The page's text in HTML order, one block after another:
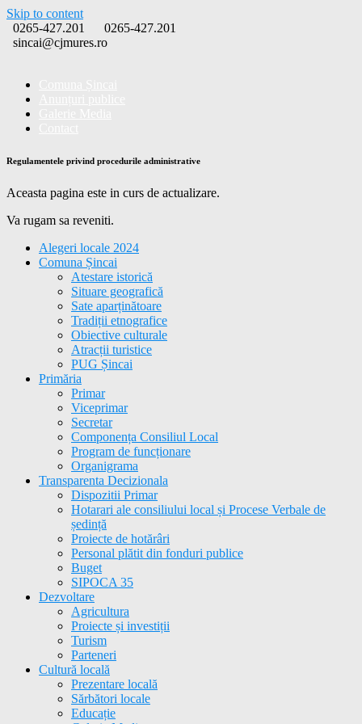
Skip to content
0265-427.201
0265-427.201
sincai@cjmures.ro
Regulamentele privind procedurile administrative
Aceasta pagina este in curs de actualizare.
Va rugam sa reveniti.
Alegeri locale 2024
Comuna Șincai
Atestare istorică
Situare geografică
Sate aparținătoare
Tradiții etnografice
Obiective culturale
Atracții turistice
PUG Șincai
Primăria
Primar
Viceprimar
Secretar
Componența Consiliul Local
Program de funcționare
Organigrama
Transparenta Decizionala
Dispozitii Primar
Hotarari ale consiliului local și Procese Verbale de
ședință
Proiecte de hotărâri
Personal plătit din fonduri publice
Buget
SIPOCA 35
Dezvoltare
Agricultura
Proiecte și investiții
Turism
Parteneri
Cultură locală
Prezentare locală
Sărbători locale
Educație